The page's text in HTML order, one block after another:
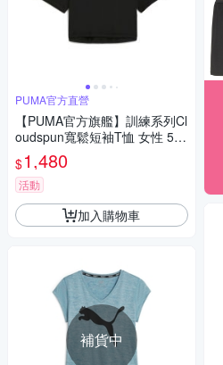
PUMA官方直營
【PUMA官方旗艦】訓練系列Cl
oudspun寬鬆短袖T恤 女性 527
45701
$1,480
活動
加入購物車
補貨中